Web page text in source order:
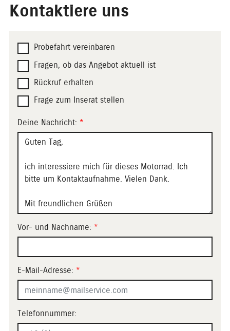
Kontaktiere uns
Probefahrt vereinbaren
Fragen, ob das Angebot aktuell ist
Rückruf erhalten
Frage zum Inserat stellen
Deine Nachricht: *
Vor- und Nachname: *
E-Mail-Adresse: *
Telefonnummer: